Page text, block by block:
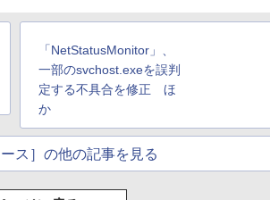
クス | オン
ブロックス |オンライ
ンツ作成に
ニアのため
ディング入
レータ紹介
ト、12週間
メタリック
ト、最大8週間持続バ
し、ブラック (2025
年発売)
明るさ自動調整、色調
イト
「NetStatusMonitor」、
一部のsvchost.exeを誤判
定する不具合を修正 ほ
か
ス］の他の記事を見る